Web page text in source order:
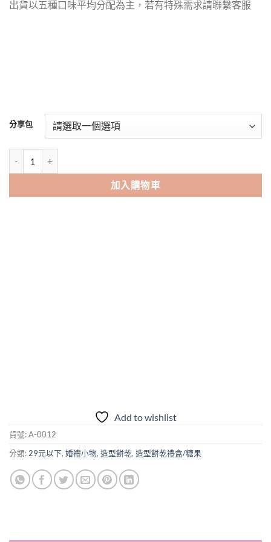
出貨以五種口味平均分配為主，若有特殊需求請聯繫客服
分享包
加入購物車
Add to wishlist
貨號:A-0012
分類: 29元以下, 婚禮小物, 造型餅乾, 造型餅乾禮盒/糖果